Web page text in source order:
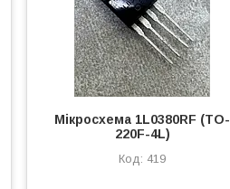
Мікросхема 1L0380RF (TO-
220F-4L)
419